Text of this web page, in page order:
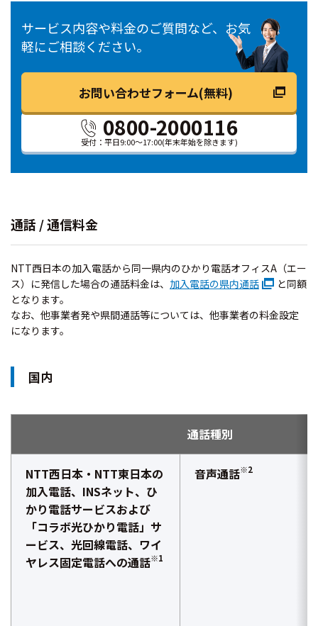
サービス内容や料金のご質問など、お気
軽にご相談ください。
0800-2000116
受付：平日9:00～17:00(年末年始を除きます)
お問い合わせフォーム(無料)
通話 / 通信料金
NTT西日本の加入電話から同一県内のひかり電話オフィスA（エー
ス）に発信した場合の通話料金は、 加入電話の県内通話
と同額
となります。
なお、他事業者発や県間通話等については、他事業者の料金設定
になります。
国内
通話種別
NTT西日本・NTT東日本の
加入電話、INSネット、ひ
かり電話サービスおよび
「コラボ光ひかり電話」サ
ービス、光回線電話、ワイ
ヤレス固定電話への通話※1
音声通話※2